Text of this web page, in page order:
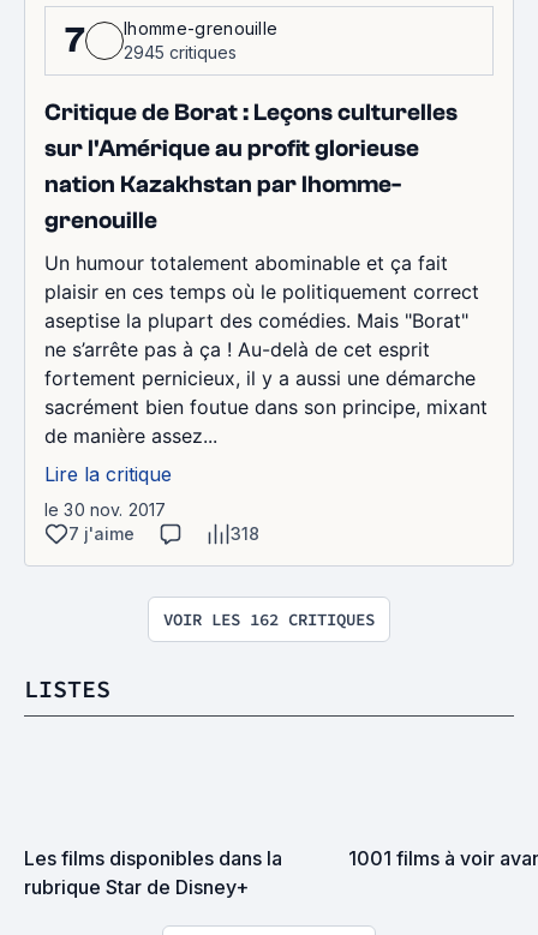
7
lhomme-grenouille
2945 critiques
Critique de Borat : Leçons culturelles
sur l'Amérique au profit glorieuse
nation Kazakhstan par lhomme-
grenouille
Un humour totalement abominable et ça fait
plaisir en ces temps où le politiquement correct
aseptise la plupart des comédies. Mais "Borat"
ne s’arrête pas à ça ! Au-delà de cet esprit
fortement pernicieux, il y a aussi une démarche
sacrément bien foutue dans son principe, mixant
de manière assez...
Lire la critique
le 30 nov. 2017
7 j'aime
318
VOIR LES 162 CRITIQUES
LISTES
Les films disponibles dans la
rubrique Star de Disney+
1001 films à voir